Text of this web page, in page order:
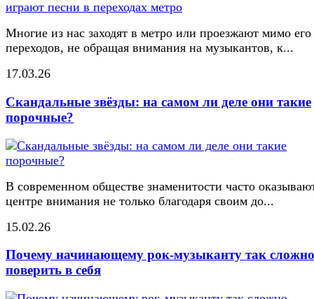
Многие из нас заходят в метро или проезжают мимо его
переходов, не обращая внимания на музыкантов, к...
17.03.26
Скандальные звёзды: на самом ли деле они такие
порочные?
В современном обществе знаменитости часто
центре внимания не только благодаря своим до...
15.02.26
Почему начинающему рок-музыканту так сложно
поверить в себя